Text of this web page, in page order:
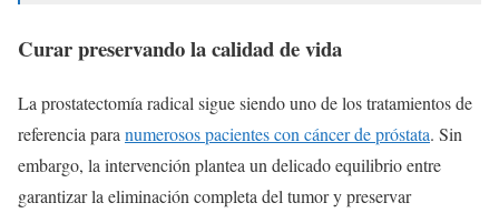
Curar preservando la calidad de vida
La prostatectomía radical sigue siendo uno de los tratamientos de
referencia para numerosos pacientes con cáncer de próstata. Sin
embargo, la intervención plantea un delicado equilibrio entre
garantizar la eliminación completa del tumor y preservar